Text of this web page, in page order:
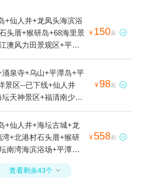
+仙人井+龙凤头海滨浴
头厝+猴研岛+68海里景
澳风力田景观区+平潭
部生态廊道+平潭北部
北部玻璃栈道+北部生态
生态廊道-F3观景台+北
+北部生态廊道-F4观景
¥ 150起 
涌泉寺+乌山+平潭岛+平
景区--已下线+仙人井
天神景区+福清南少林
鼓岭国家级旅游度假区
国际会展中心+福建会
+海坛古城+龙凤头海
坛南湾+将军山+大福湾
观光游+68海里景区
¥ 98起 
+仙人井+海坛古城+龙
+北港村石头厝+猴研
南湾海滨浴场+平潭海
区+澳前台湾小镇+长江
¥ 558起 
查看剩余43个 